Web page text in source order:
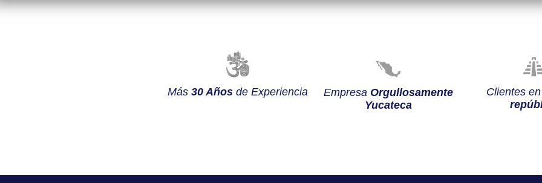
Más 30 Años de Experiencia Empresa Orgullosamente
Yucateca
Clientes